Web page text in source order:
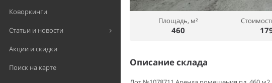
Коворкинги
Статьи и новости
Акции и скидки
Поиск на карте
Площадь, м²
460
Описание склада